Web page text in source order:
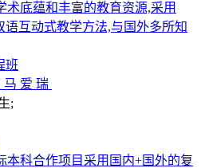
术底蕴和丰富的教育资源,采用
互动式教学方法,与国外多所知
班
马 爱 瑞
;
本科合作项目采用国内+国外的复